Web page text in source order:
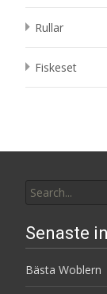
Rullar
Fiskeset
for:
Senaste
Bästa Woblern